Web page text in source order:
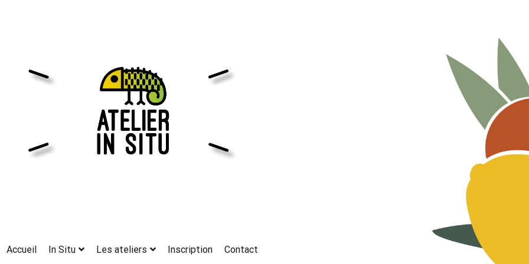
Accueil In Situ Les ateliers Inscription Contact